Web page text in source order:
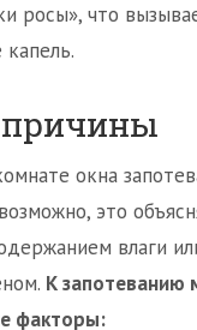
росы», что
окна
это
влаги
К запотеванию
факторы: